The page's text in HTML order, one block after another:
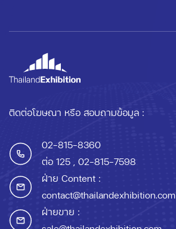
ติดต่อโฆษณา หรือ สอบถามข้อมูล :
02-815-8360
ต่อ 125 , 02-815-7598
ฝ่าย Content :
contact@thailandexhibition.com
ฝ่ายขาย :